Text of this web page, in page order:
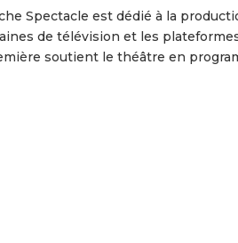
Spectacle est dédié à la
de télévision et les
soutient le théâtre en